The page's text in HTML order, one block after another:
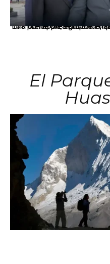
Los principales grupos empresariales del país mantienen una fuerte
El